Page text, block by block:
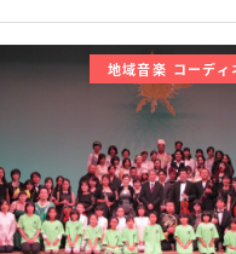
地域音楽 コーディ